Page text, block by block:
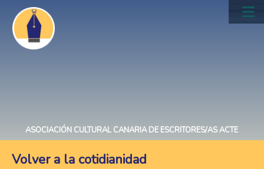
Pasar
contenido
principal
ASOCIACIÓN CULTURAL CANARIA DE ESCRITORES/AS ACTE
Volver a la cotidianidad